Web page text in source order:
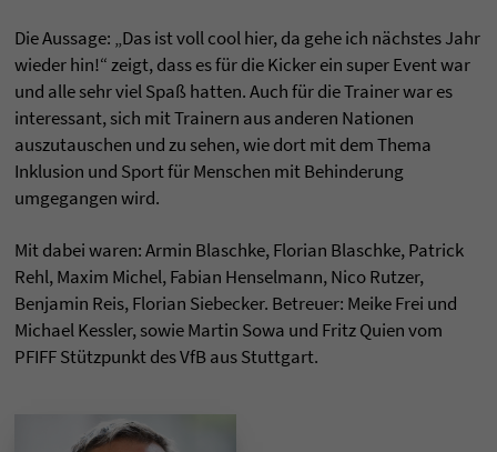
Die Aussage: „Das ist voll cool hier, da gehe ich nächstes Jahr
wieder hin!“ zeigt, dass es für die Kicker ein super Event war
und alle sehr viel Spaß hatten. Auch für die Trainer war es
interessant, sich mit Trainern aus anderen Nationen
auszutauschen und zu sehen, wie dort mit dem Thema
Inklusion und Sport für Menschen mit Behinderung
umgegangen wird.
Mit dabei waren: Armin Blaschke, Florian Blaschke, Patrick
Rehl, Maxim Michel, Fabian Henselmann, Nico Rutzer,
Benjamin Reis, Florian Siebecker. Betreuer: Meike Frei und
Michael Kessler, sowie Martin Sowa und Fritz Quien vom
PFIFF Stützpunkt des VfB aus Stuttgart.